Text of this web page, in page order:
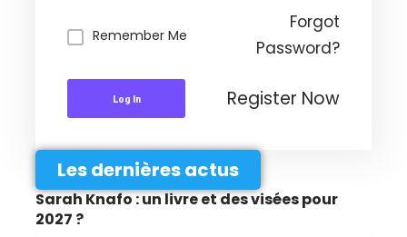
Remember Me
Forgot
Password?
Log In Register Now
Les dernières actus
Sarah Knafo : un livre et des visées pour
2027 ?